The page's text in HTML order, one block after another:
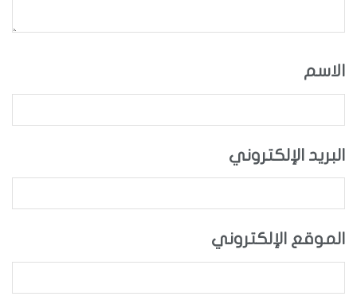
الاسم
البريد الإلكتروني
الموقع الإلكتروني